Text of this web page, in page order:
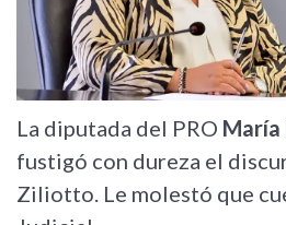
La diputada del PRO María
fustigó con dureza el
Ziliotto. Le molestó que